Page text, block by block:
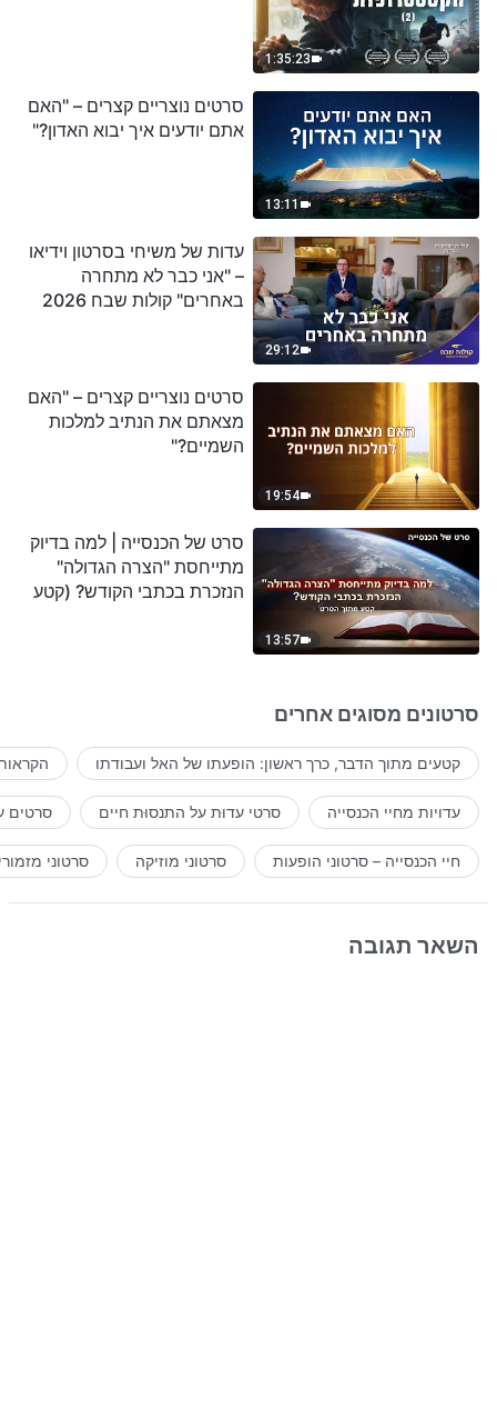
1:35:23
13:11
סרטים נוצריים קצרים – "האם
אתם יודעים איך יבוא האדון?"
29:12
עדות של משיחי בסרטון וידיאו
– "אני כבר לא מתחרה
באחרים" קולות שבח 2026
19:54
סרטים נוצריים קצרים – "האם
מצאתם את הנתיב למלכות
השמיים?"
13:57
סרט של הכנסייה | למה בדיוק
מתייחסת "הצרה הגדולה"
הנזכרת בכתבי הקודש? (קטע
סרטונים מסוגים אחרים
קטעים מתוך הדבר, כרך ראשון: הופעתו של האל ועבודתו
עדויות מחיי הכנסייה סרטי עדוּת על התנסוּת חיים סרטים
חיי הכנסייה – סרטוני הופעות סרטוני מוזיקה סרטוני
השאר תגובה